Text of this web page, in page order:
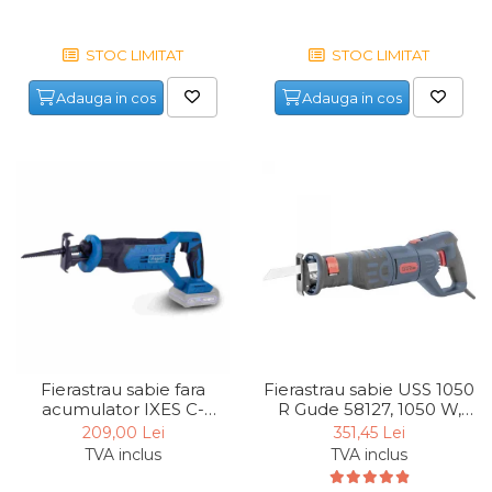
Elastice
Intretinere & Cosmetica
auto
Surubelnite
Scule Tamplarie
Baroase
Set Biti
STOC LIMITAT
Adauga in cos
STOC LIMITAT
Adauga in cos
Fierastrau sabie fara
acumulator IXES C-
RS100-X Scheppach
5909243900, 20 V,
209,00 Lei
TVA inclus
Fierastrau sabie USS 1050
R Gude 58127, 1050 W,
800-2700 rpm
351,45 Lei
TVA inclus